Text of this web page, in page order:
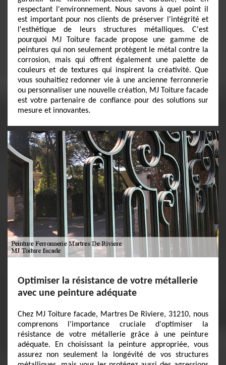
respectant l'environnement. Nous savons à quel point il
est important pour nos clients de préserver l'intégrité et
l'esthétique de leurs structures métalliques. C'est
pourquoi MJ Toiture facade propose une gamme de
peintures qui non seulement protègent le métal contre la
corrosion, mais qui offrent également une palette de
couleurs et de textures qui inspirent la créativité. Que
vous souhaitiez redonner vie à une ancienne ferronnerie
ou personnaliser une nouvelle création, MJ Toiture facade
est votre partenaire de confiance pour des solutions sur
mesure et innovantes.
Optimiser la résistance de votre métallerie
avec une peinture adéquate
Chez MJ Toiture facade, Martres De Riviere, 31210, nous
comprenons l'importance cruciale d'optimiser la
résistance de votre métallerie grâce à une peinture
adéquate. En choisissant la peinture appropriée, vous
assurez non seulement la longévité de vos structures